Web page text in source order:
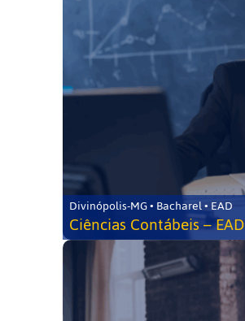
Divinópolis-MG • Bacharel • EAD
Ciências Contábeis – EAD